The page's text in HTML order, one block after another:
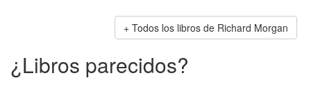
Todos los libros de Richard Morgan
¿Libros parecidos?